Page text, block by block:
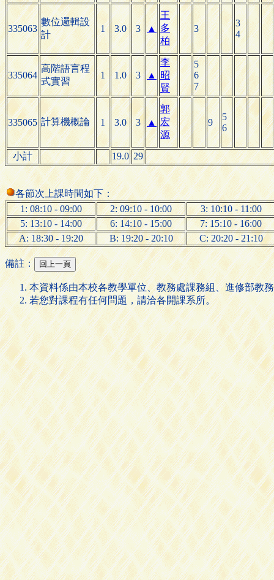
335063
數位邏輯設
計
1 3.0 3 ▲
王
多
柏
3
3
4
335064
高階語言程
式實習
1 1.0 3 ▲
李
昭
賢
5
6
7
335065 計算機概論 1 3.0 3 ▲
郭
宏
源
9
5
6
小計 19.0 29
各節次上課時間如下：
1: 08:10 - 09:00
2: 09:10 - 10:00
3: 10:10 - 11:00
5: 13:10 - 14:00
6: 14:10 - 15:00
7: 15:10 - 16:00
A: 18:30 - 19:20
B: 19:20 - 20:10 C: 20:20 - 21:10
備註：
本資料係由本校各教學單位、教務處課務組、進修部教
若您對課程有任何問題，請洽各開課系所。